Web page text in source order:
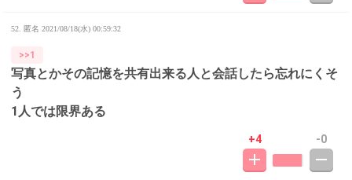
52. 匿名 2021/08/18(水) 00:59:32
>>1
写真とかその記憶を共有出来る人と会話したら忘れにくそ
う
1人では限界ある
+4 -0